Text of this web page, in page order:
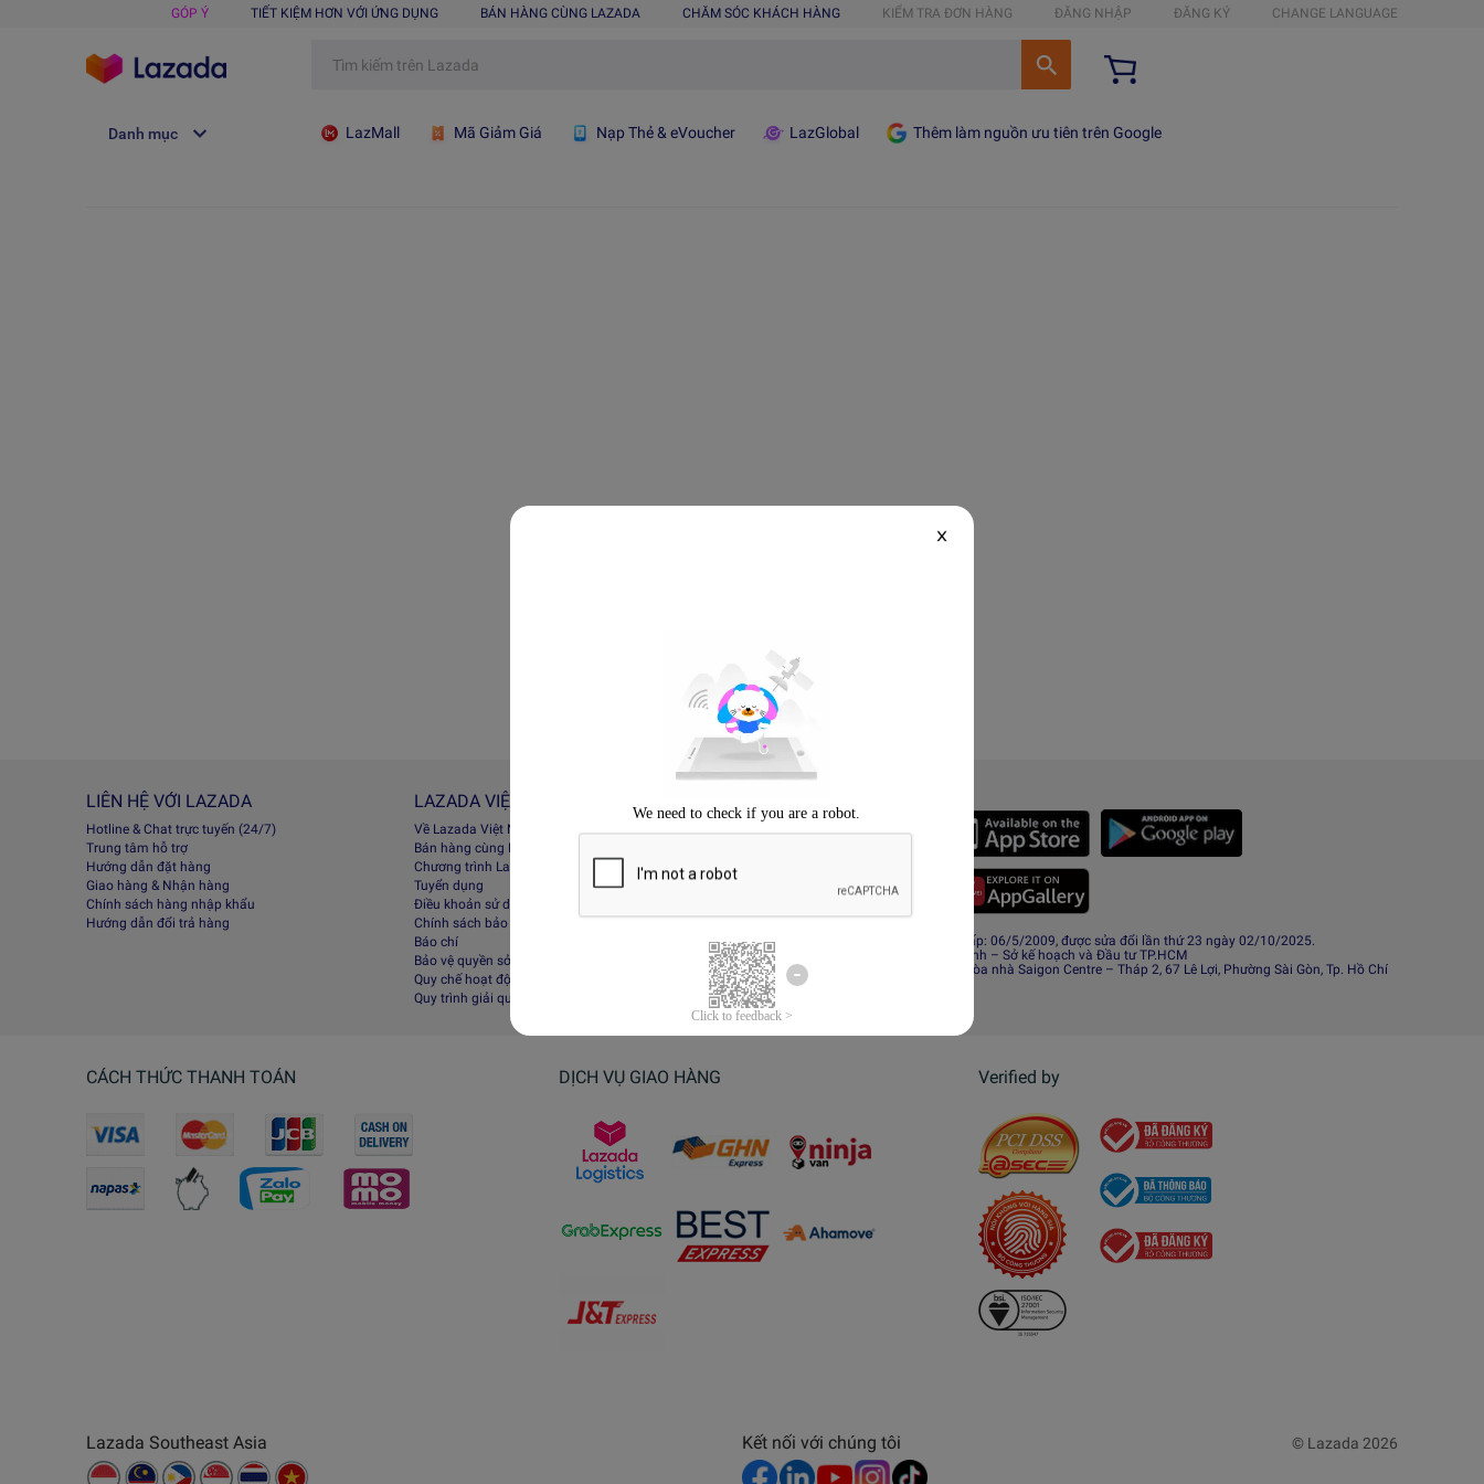
GÓP Ý TIẾT KIỆM HƠN VỚI ỨNG DỤNG BÁN HÀNG CÙNG LAZADA CHĂM SÓC KHÁCH HÀNG KIỂM TRA ĐƠN HÀNG ĐĂNG NHẬP ĐĂNG KÝ CHANGE LANGUAGE
Danh mục LazMall Mã Giảm Giá Nạp Thẻ & eVoucher LazGlobal Thêm làm nguồn ưu tiên trên Google
LIÊN HỆ VỚI LAZADA
Hotline & Chat trực tuyến (24/7)
Trung tâm hỗ trợ
Hướng dẫn đặt hàng
Giao hàng & Nhận hàng
Chính sách hàng nhập khẩu
Hướng dẫn đổi trả hàng
LAZADA VIỆT NAM
Về Lazada Việt Nam
Bán hàng cùng Lazada
Chương trình Lazada Afﬁliate
Tuyển dụng
Điều khoản sử dụng
Chính sách bảo mật
Báo chí
Bảo vệ quyền sở hữu trí tuệ
Quy chế hoạt động sàn Lazada
Quy trình giải quyết tranh chấp, khiếu nại
Always Better
Tải App Lazada
Giấy CNĐKDN: 0308808576 – Ngày cấp: 06/5/2009, được sửa đổi lần thứ 23 ngày 02/10/2025.
Cơ quan cấp: Phòng Đăng ký kinh doanh – Sở kế hoạch và Đầu tư TP.HCM
Địa chỉ đăng ký kinh doanh: Tầng 19, Tòa nhà Saigon Centre – Tháp 2, 67 Lê Lợi, Phường Sài Gòn, Tp. Hồ Chí
Minh, Việt Nam
CÁCH THỨC THANH TOÁN DỊCH VỤ GIAO HÀNG Verified by
Lazada Southeast Asia Kết nối với chúng tôi © Lazada 2026
X